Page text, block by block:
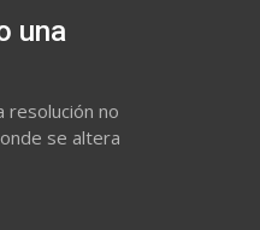
una
resolución no
se altera